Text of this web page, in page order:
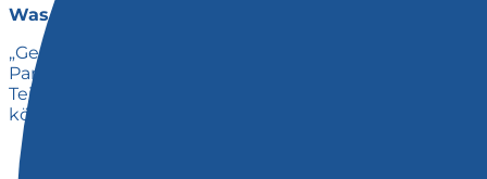
Was sind deine Tipps, um als Gründer:in ein
„Gerade am Anfang hat man vielleicht noch nicht das
Partner:innen, Familie, Mitbewohner:innen,
Teil des Projekts sind und teile meine Begeisterung.
könnte.“